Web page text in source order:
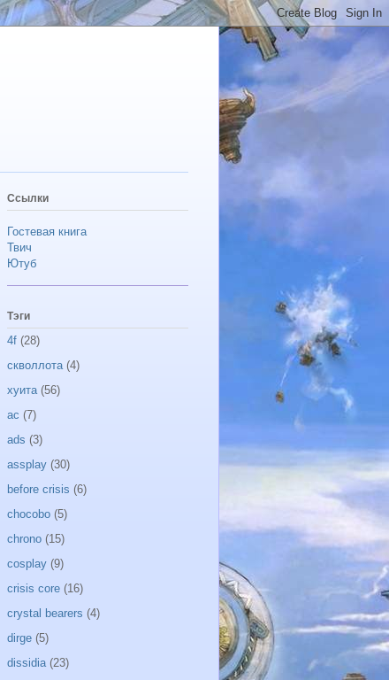
Ссылки
Гостевая книга
Твич
Ютуб
Тэги
4f (28)
скволлота (4)
хуита (56)
ac (7)
ads (3)
assplay (30)
before crisis (6)
chocobo (5)
chrono (15)
cosplay (9)
crisis core (16)
crystal bearers (4)
dirge (5)
dissidia (23)